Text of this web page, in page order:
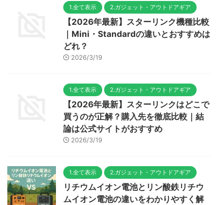
1.全て表示 2.ガジェット・アウトドアギア
【2026年最新】スターリンク機種比較
｜Mini・Standardの違いとおすすめは
どれ？
2026/3/19
1.全て表示 2.ガジェット・アウトドアギア
【2026年最新】スターリンクはどこで
買うのが正解？購入先を徹底比較｜結
論は公式サイトがおすすめ
2026/3/19
1.全て表示 2.ガジェット・アウトドアギア
リチウムイオン電池とリン酸鉄リチウ
ムイオン電池の違いをわかりやすく解